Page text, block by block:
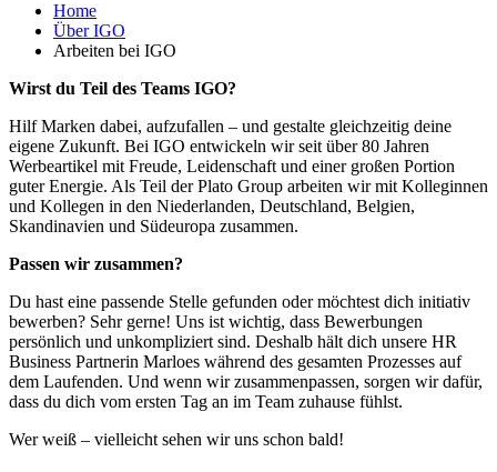
Home
Über IGO
Arbeiten bei IGO
Wirst du Teil des Teams IGO?
Hilf Marken dabei, aufzufallen – und gestalte gleichzeitig deine
eigene Zukunft. Bei IGO entwickeln wir seit über 80 Jahren
Werbeartikel mit Freude, Leidenschaft und einer großen Portion
guter Energie. Als Teil der Plato Group arbeiten wir mit Kolleginnen
und Kollegen in den Niederlanden, Deutschland, Belgien,
Skandinavien und Südeuropa zusammen.
Passen wir zusammen?
Du hast eine passende Stelle gefunden oder möchtest dich initiativ
bewerben? Sehr gerne! Uns ist wichtig, dass Bewerbungen
persönlich und unkompliziert sind. Deshalb hält dich unsere HR
Business Partnerin Marloes während des gesamten Prozesses auf
dem Laufenden. Und wenn wir zusammenpassen, sorgen wir dafür,
dass du dich vom ersten Tag an im Team zuhause fühlst.
Wer weiß – vielleicht sehen wir uns schon bald!